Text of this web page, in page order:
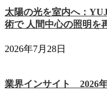
太陽の光を室内へ：
術で 人間中心の照明を
2026年7月28日
業界インサイト 2026